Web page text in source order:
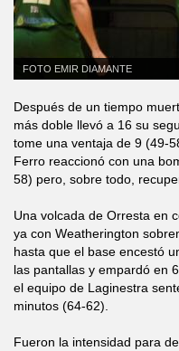
FOTO EMIR DIAMANTE
Después de un tiempo
más doble llevó a 16 su
tome una ventaja de 9 (49-
Ferro reaccionó con una
58) pero, sobre todo,
Una volcada de Orresta en
ya con Weatherington
hasta que el base encestó
las pantallas y empardó en
el equipo de Laginestra
minutos (64-62).
Fueron la intensidad para